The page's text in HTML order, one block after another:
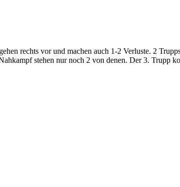
rechts vor und machen auch 1-2 Verluste. 2
stehen nur noch 2 von denen. Der 3. Trupp